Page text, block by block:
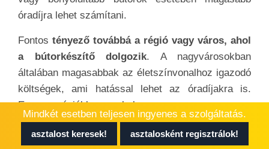
óradíjra lehet számítani.
Fontos tényező továbbá a régió vagy város, ahol
a bútorkészítő dolgozik. A nagyvárosokban
általában magasabbak az életszínvonalhoz igazodó
költségek, ami hatással lehet az óradíjakra is.
Egyes régiókban, ahol nagy a verseny a
bútorkészítők között, az óradíjak általában
alacsonyabbak lehetnek.
Mindkét esetben teljesen ingyenes a szolgáltatás.
asztalost keresek! asztalosként regisztrálok!